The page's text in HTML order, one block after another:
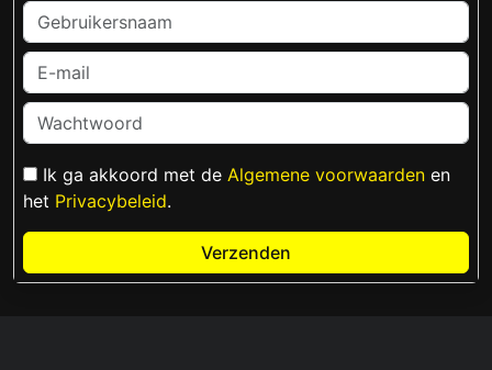
Ik ga akkoord met de Algemene voorwaarden en
het Privacybeleid.
Verzenden